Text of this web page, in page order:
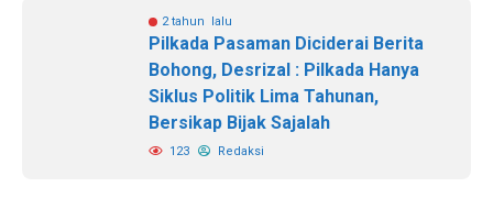
2 tahun lalu
Pilkada Pasaman Diciderai Berita
Bohong, Desrizal : Pilkada Hanya
Siklus Politik Lima Tahunan,
Bersikap Bijak Sajalah
123 Redaksi